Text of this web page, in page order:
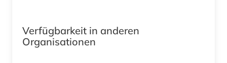
Verfügbarkeit in anderen
Organisationen